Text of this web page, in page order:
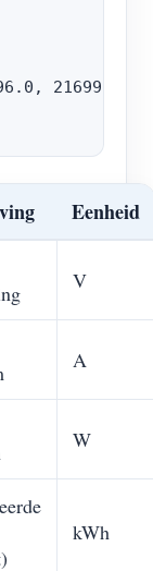
21699.98,
Eenheid
V
A
W
kWh